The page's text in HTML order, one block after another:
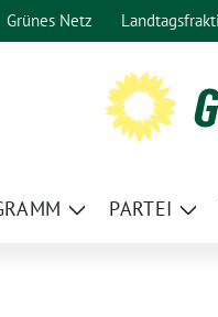
Grünes Netz
Zeige
PARTEI